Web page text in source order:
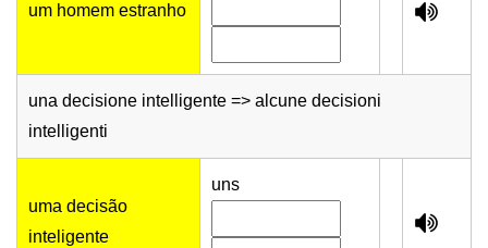
um homem estranho
una decisione intelligente => alcune decisioni
intelligenti
uma decisão
inteligente
uns